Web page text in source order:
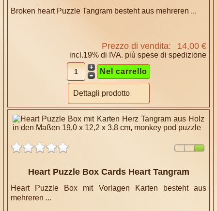
Broken heart Puzzle Tangram besteht aus mehreren ...
Prezzo di vendita: 14,00 €
incl.19% di IVA. più spese di spedizione
Dettagli prodotto
Heart Puzzle Box Cards Heart Tangram
Heart Puzzle Box mit Vorlagen Karten besteht aus
mehreren ...